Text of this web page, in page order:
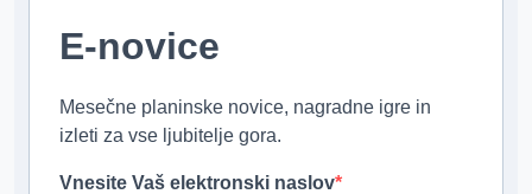
E-novice
Mesečne planinske novice, nagradne igre in
izleti za vse ljubitelje gora.
Vnesite Vaš elektronski naslov